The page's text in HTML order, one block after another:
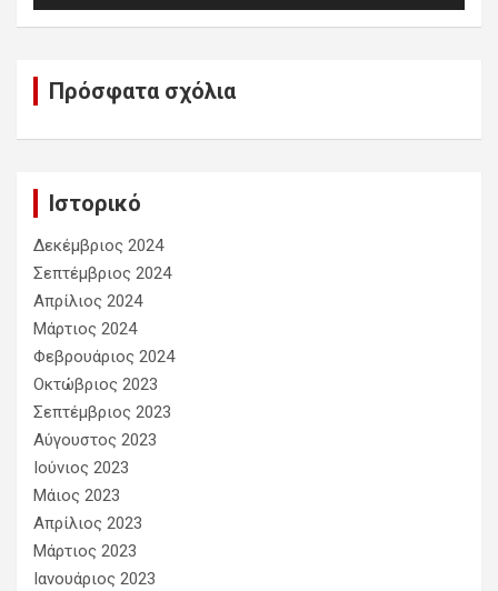
Πρόσφατα σχόλια
Ιστορικό
Δεκέμβριος 2024
Σεπτέμβριος 2024
Απρίλιος 2024
Μάρτιος 2024
Φεβρουάριος 2024
Οκτώβριος 2023
Σεπτέμβριος 2023
Αύγουστος 2023
Ιούνιος 2023
Μάιος 2023
Απρίλιος 2023
Μάρτιος 2023
Ιανουάριος 2023